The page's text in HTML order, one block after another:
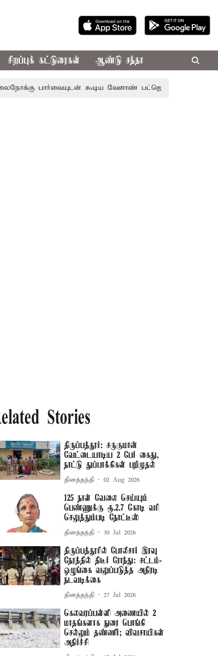
சிறப்புக் கட்டுரைகள் ஆண்டு சந்தா
பார்வையுடன் கூடிய வேளாண் பட்ஜெட்: முதல்-அமைச்சர்
Stories
திருப்பத்தூர்: சருகுமான்
வேட்டையாடிய 2 பேர் கைது,
நாட்டு துப்பாக்கிகள் பறிமுதல்
தினத்தந்தி 02 Aug 2026
125 நாள் வேலை செய்யும்
பெண்ணுக்கு ரூ.2.7 கோடி வரி
செலுத்தும்படி நோட்டீஸ்
தினத்தந்தி 30 Jul 2026
திருப்பத்தூரில் போலீசார் இரவு
நேரத்தில் திடீர் ரோந்து: சட்டம்-
ஒழுங்கை வலுப்படுத்த அதிரடி
நடவடிக்கை
தினத்தந்தி 27 Jul 2026
கெலவரப்பள்ளி அணையில் 2
மாதங்களாக நுரை பொங்கி
செல்லும் தண்ணீர்; விவசாயிகள்
அதிர்ச்சி